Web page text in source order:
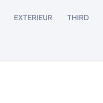
EXTERIEUR THIRD